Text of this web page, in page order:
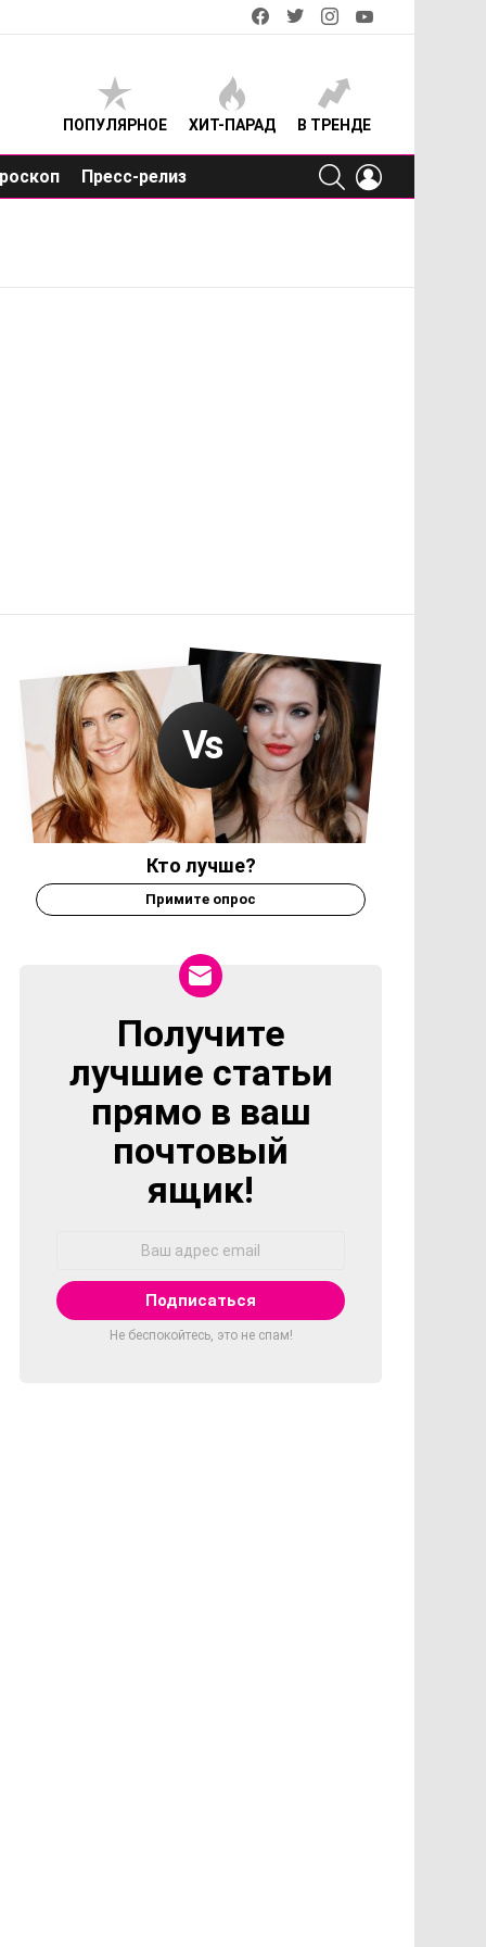
facebooktwitterinstagram
ПОПУЛЯРНОЕ ХИТ-ПАРАД В ТРЕНДЕ
Пресс-релиз
SEARCH
Кто лучше?
Примите опрос
NEWSLETTER
Получите
лучшие статьи
прямо в ваш
почтовый
ящик!
Не беспокойтесь, это не спам!